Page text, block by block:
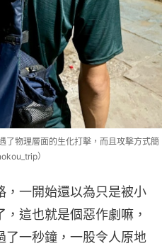
了物理層面的生化打擊，而且攻擊方式簡
）
，一開始還以為只是被小
這也就是個惡作劇嘛，
了一秒鐘，一股令人原地